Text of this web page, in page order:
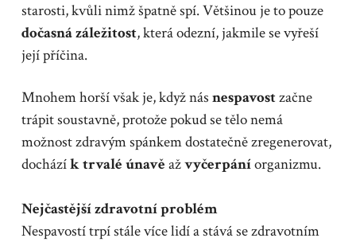
starosti, kvůli nimž špatně spí. Většinou je to pouze
dočasná záležitost, která odezní, jakmile se vyřeší
její příčina.
Mnohem horší však je, když nás nespavostzačne
trápit soustavně, protože pokud se tělo nemá
možnost zdravým spánkem dostatečně zregenerovat,
docházík trvalé únavě ažvyčerpáníorganizmu.
Nejčastější zdravotní problém
Nespavostí trpí stále více lidí a stává se zdravotním